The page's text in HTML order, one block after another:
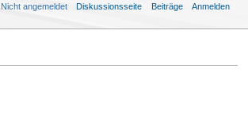
Nicht angemeldet Diskussionsseite Beiträge Anmelden